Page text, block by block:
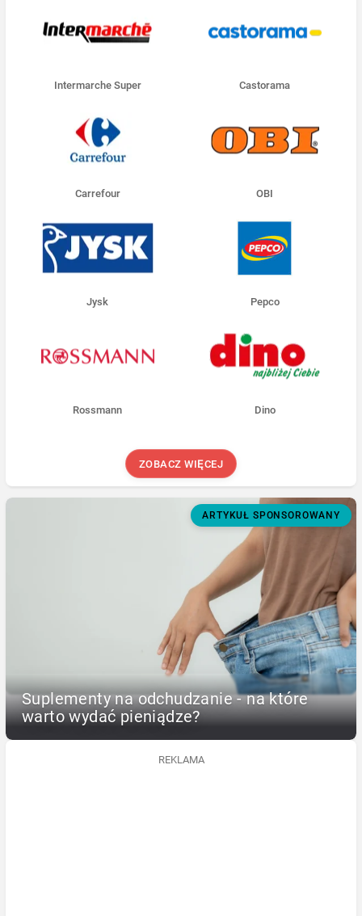
Intermarche Super Castorama
Carrefour OBI
Jysk Pepco
Rossmann Dino
ZOBACZ WIĘCEJ
ARTYKUŁ SPONSOROWANY
Suplementy na odchudzanie - na które
warto wydać pieniądze?
REKLAMA